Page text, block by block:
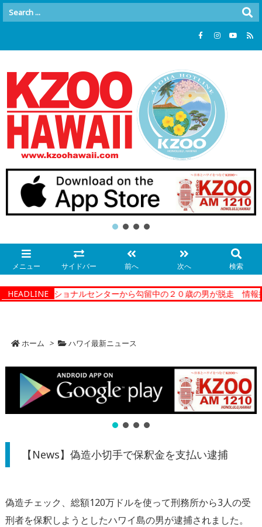
メニュー サイドバー 前へ 次へ 検索
HEADLINE
ィーコレクショナルセンターから勾留中の２０歳の男が脱走 情報提
ホーム > ハワイ最新ニュース
【News】偽造小切手で保釈金を支払い逮捕
偽造チェック、総額120万ドルを使って刑務所から3人の受
刑者を保釈しようとしたハワイ島の男が逮捕されました。